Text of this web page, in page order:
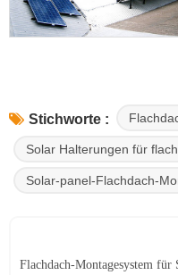
Stichworte :
Solar Halterungen für
Solar-panel-Flachdach-